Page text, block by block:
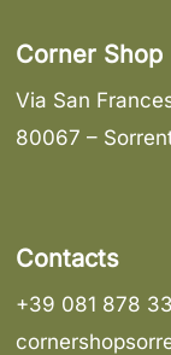
Corner Shop
Via San
80067 –
Contacts
+39 081 878